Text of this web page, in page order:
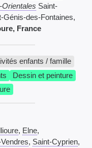
Saint-
Génis-des-Fontaines,
France
enfants / famille
Dessin et peinture
, Elne,
, Saint-Cyprien,